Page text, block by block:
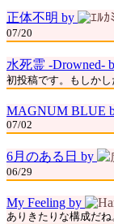
正体不明 by
07/20
水死霊 -Drowned-
初投稿です。もしか
MAGNUM BLUE
07/02
6月のある日 by
06/29
My Feeling by
ありきたりな構成だね